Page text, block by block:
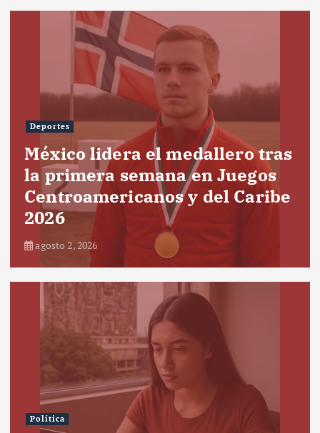
Deportes
México lidera el medallero tras
la primera semana en Juegos
Centroamericanos y del Caribe
2026
agosto 2, 2026
Política